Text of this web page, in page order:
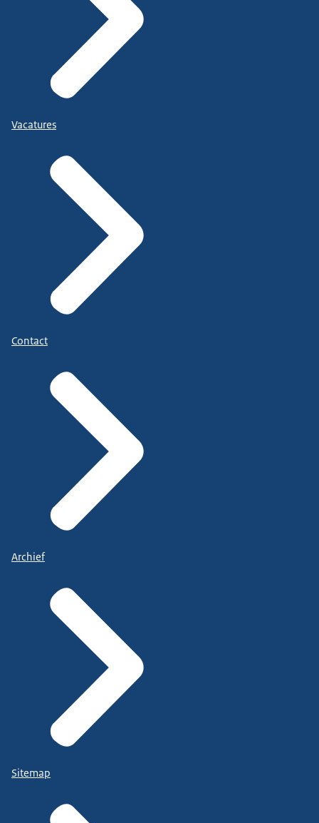
Vacatures
Contact
Archief
Sitemap